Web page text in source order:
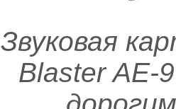
Звуковая
Blaster AE-